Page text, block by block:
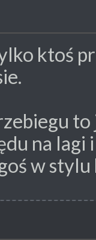
ktoś
na
w stylu